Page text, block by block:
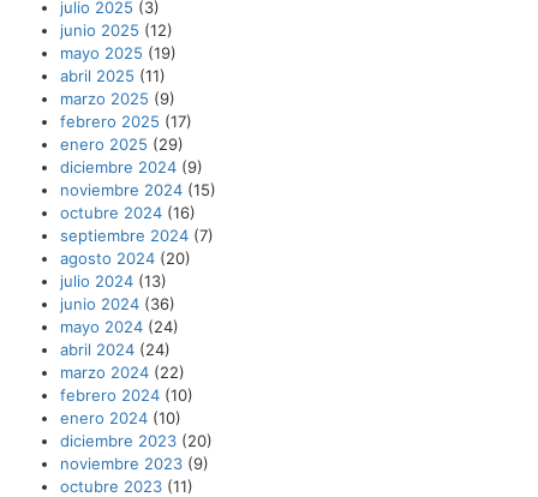
julio 2025 (3)
junio 2025 (12)
mayo 2025 (19)
abril 2025 (11)
marzo 2025 (9)
febrero 2025 (17)
enero 2025 (29)
diciembre 2024 (9)
noviembre 2024 (15)
octubre 2024 (16)
septiembre 2024 (7)
agosto 2024 (20)
julio 2024 (13)
junio 2024 (36)
mayo 2024 (24)
abril 2024 (24)
marzo 2024 (22)
febrero 2024 (10)
enero 2024 (10)
diciembre 2023 (20)
noviembre 2023 (9)
octubre 2023 (11)